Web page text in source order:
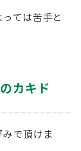
ては苦手と
カキド
で頂けま